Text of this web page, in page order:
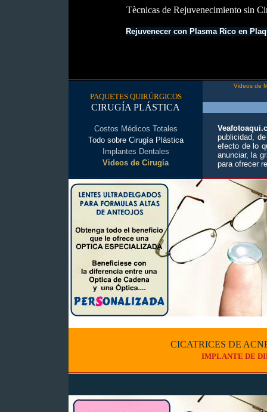
Tècnicas de Rejuvenecimiento sin
Rejuvenecer con Plasma Rico en
Videos de
PAQUETES QUIRÚRGICOS
CIRUGÍA PLÁSTICA
Costos Médicos Totales
publicidad,
efecto de lo
anunciar, la
para ofrecer
Todo sobre Cirugía Plástica
Implantes Dentales
Videos de Cirugía
CICATRICES DE
IMPLANTE DE